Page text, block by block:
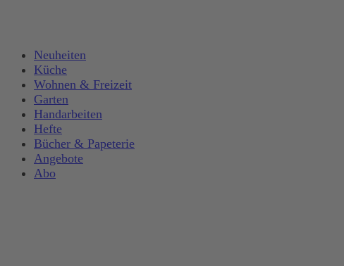
Neuheiten
Küche
Wohnen & Freizeit
Garten
Handarbeiten
Hefte
Bücher & Papeterie
Angebote
Abo